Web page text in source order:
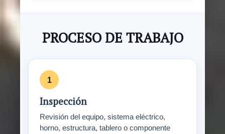
PROCESO DE TRABAJO
Inspección
Revisión del equipo, sistema eléctrico,
horno, estructura, tablero o componente